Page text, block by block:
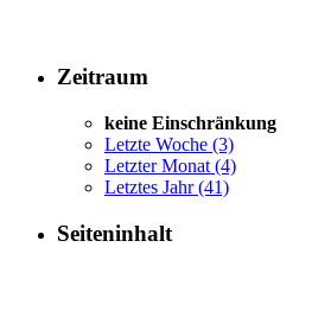
Zeitraum
keine Einschränkung
Letzte Woche (3)
Letzter Monat (4)
Letztes Jahr(41)
Seiteninhalt